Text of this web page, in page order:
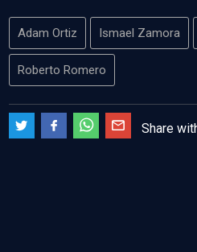
Adam Ortiz Ismael Zamora
Roberto Romero
Share